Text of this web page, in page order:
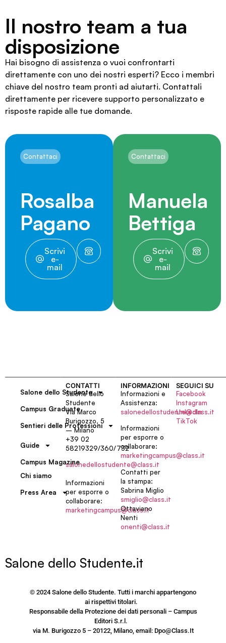
Il nostro team a tua
disposizione
Hai bisogno di assistenza o vuoi confrontarti
direttamente con uno dei nostri esperti? Ecco i membri
chiave del nostro team pronti ad aiutarti. Contattali
direttamente per ricevere supporto personalizzato e
risposte rapide alle tue domande.
Contattaci
Rosalba
Pagano
Scrivi
e-
mail
Contattaci
Manuela
Bettiga
Scrivi
e-
mail
Salone dello Studente
Campus Graduate
Sentieri delle Professioni
Guide
Campus Magazine
Chi siamo
Press Area
CONTATTI
Salone dello
Studente
Via Marco
Burigozzo, 5
– Milano
+39 02
58219329/360/732
salonedellostudente@class.it
Informazioni
per esporre o
collaborare:
marketingcampus@class.it
INFORMAZIONI
Informazioni e
Assistenza:
salonedellostudente@class.it
Informazioni
per esporre o
collaborare:
marketingcampus@class.it
Contatti per
la stampa:
Sabrina Miglio
smiglio@class.it
Ottaviano
Nenti
onenti@class.it
SEGUICI SU
Facebook
Instagram
LinkedIn
TikTok
Salone dello Studente.it
© 2024 Salone dello Studente. Tutti i marchi appartengono
ai rispettivi titolari.
Responsabile della Protezione dei dati personali – Campus
Editori S.r.l.
via M. Burigozzo 5 – 20122, Milano, email: Dpo@Class.It